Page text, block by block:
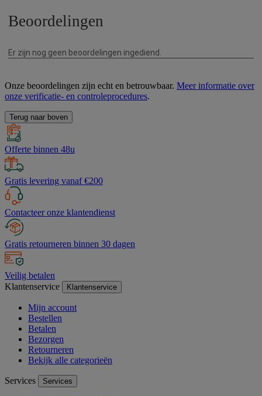
Onze beoordelingen zijn echt en betrouwbaar. Meer informatie over
onze verificatie- en controleprocedures.
Terug naar boven
Offerte binnen 48u
Gratis levering vanaf €200
Contacteer onze klantendienst
Gratis retourneren binnen 30 dagen
Veilig betalen
Klantenservice
Klantenservice
Mijn account
Bestellen
Betalen
Bezorgen
Retourneren
Bekijk alle categorieën
Services Services